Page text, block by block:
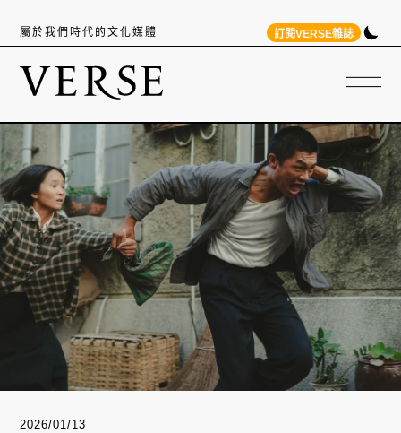
屬於我們時代的文化媒體 訂閱VERSE雜誌
2026/01/13